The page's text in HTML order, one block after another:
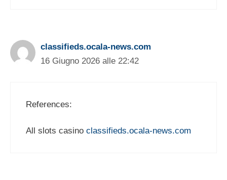
classifieds.ocala-news.com
16 Giugno 2026 alle 22:42
References:
All slots casino classifieds.ocala-news.com